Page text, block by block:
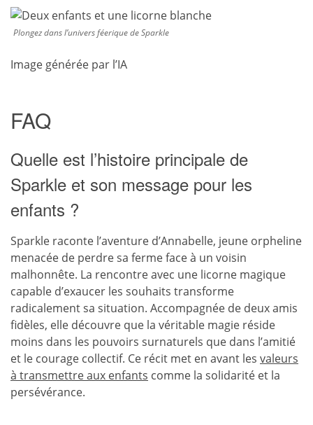
Plongez dans l’univers féerique de Sparkle
Image générée par l’IA
FAQ
Quelle est l’histoire principale de
Sparkle et son message pour les
enfants ?
Sparkle raconte l’aventure d’Annabelle, jeune orpheline
menacée de perdre sa ferme face à un voisin
malhonnête. La rencontre avec une licorne magique
capable d’exaucer les souhaits transforme
radicalement sa situation. Accompagnée de deux amis
fidèles, elle découvre que la véritable magie réside
moins dans les pouvoirs surnaturels que dans l’amitié
et le courage collectif. Ce récit met en avant les valeurs
à transmettre aux enfants comme la solidarité et la
persévérance.